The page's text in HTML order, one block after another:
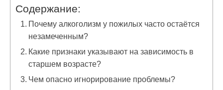
Содержание:
Почему алкоголизм у пожилых часто остаётся
незамеченным?
Какие признаки указывают на зависимость в
старшем возрасте?
Чем опасно игнорирование проблемы?